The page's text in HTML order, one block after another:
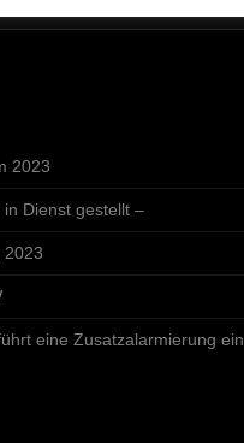
2023
Dienst gestellt –
2023
eine Zusatzalarmierung ein